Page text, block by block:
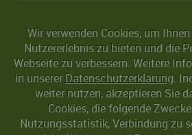
Wir verwenden Cookies, um
Nutzererlebnis zu bieten und die
Webseite zu verbessern. Weitere
in unserer Datenschutzerklärung.
weiter nutzen, akzeptieren Sie
Cookies, die folgende
Nutzungsstatistik, Verbindung zu